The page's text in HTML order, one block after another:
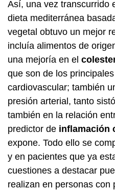
Así, una vez transcurrido
dieta mediterránea
vegetal obtuvo un mejor
incluía alimentos de
una mejoría en el
que son de los
cardiovascular; también
presión arterial, tanto
también en la relación
predictor de inflamación
expone. Todo ello se
y en pacientes que ya
cuestiones a destacar
realizan en personas con